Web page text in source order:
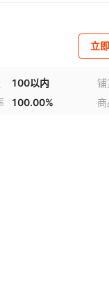
立
100以内 铺
100.00%